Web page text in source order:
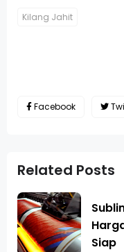
Kilang Jahit
Facebook
Related Posts
Siap